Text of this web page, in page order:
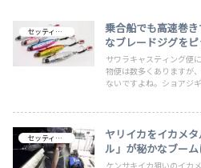
セッティング
乗合船でも高速巻
なブレードジグをピ
サワラキャスティング便
物便は数多くありますが
ないですよね。ショアジ
セッティング
ヤリイカをイカメ
ル」が秘かなブーム
ケンサキイカ狙いのイカ